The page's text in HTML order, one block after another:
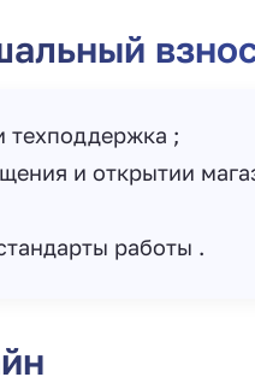
;
и открытии
работы .